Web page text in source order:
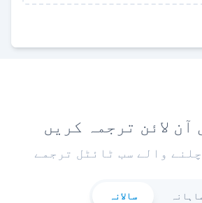
آن لائن ترجمہ کریں
ماہانہ سالانہ